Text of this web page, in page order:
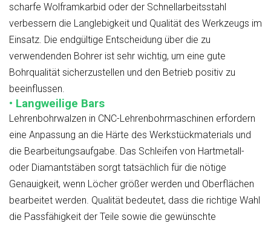
scharfe Wolframkarbid oder der Schnellarbeitsstahl
verbessern die Langlebigkeit und Qualität des Werkzeugs im
Einsatz. Die endgültige Entscheidung über die zu
verwendenden Bohrer ist sehr wichtig, um eine gute
Bohrqualität sicherzustellen und den Betrieb positiv zu
beeinflussen.
• Langweilige Bars
Lehrenbohrwalzen in CNC-Lehrenbohrmaschinen erfordern
eine Anpassung an die Härte des Werkstückmaterials und
die Bearbeitungsaufgabe. Das Schleifen von Hartmetall-
oder Diamantstäben sorgt tatsächlich für die nötige
Genauigkeit, wenn Löcher größer werden und Oberflächen
bearbeitet werden. Qualität bedeutet, dass die richtige Wahl
die Passfähigkeit der Teile sowie die gewünschte